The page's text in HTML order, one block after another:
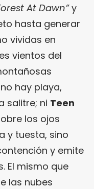
At Dawn”y
hasta generar
vividas en
vientos del
hay playa,
salitre; ni Teen
los ojos
y tuesta, sino
y emite
El mismo que
las nubes